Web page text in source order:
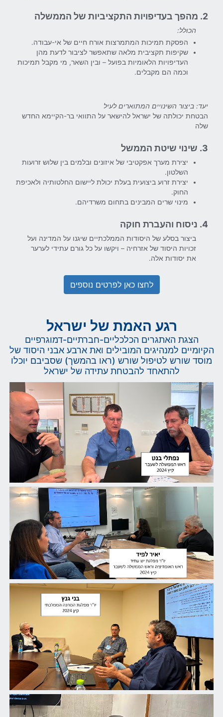
2. מהפך בעדיפויות התקציביות של הממשלה
הכולל:
הפסקת תמיכות המתמרצות אורח חיים של אי-עבודה.
שקיפות תקציבית מלאה שתאפשר לציבור לדעת מהן
העדיפויות הלאומיות בפועל – ובין השאר, מי מקבל תמיכות
וכמה הם מקבלים.
יעד: ביצור השינויים המתוארים לעיל
הבטחת יכולתה של ישראל להישאר על התוואי בר-הקיימא החדש
שלה
3. שינוי שיטת הממשל
יצירת מערך אפקטיבי של איזונים ובלמים בין שלוש זרועות
השלטון.
יצירת זרוע ביצועית בעלת יכולת ליישום החלטותיה ולאכיפת
החוק.
מינוי שרים המבינים בתחום משרדיהם.
4. ניסוח והעברת חוקה
ביצור בסלע של היסודות הממלכתיים שיגנו על המדינה ועל
זכויות היסוד של אזרחיה – ויקשו על כל גורם עתידי לערער
את יסודות אלה.
לחצו כאן לפרטים נוספים
רגע האמת של ישראל
הצגת האתגרים הכלכליים-חברתיים-דמוגרפיים
הקיומיים למנהיגים המובילים ואת ארבע אבני היסוד של
מוסד שורש לטיפול שורש (ראו בהמשך) שסביבם יוכלו
להתאחד להבטחת עתידה של ישראל